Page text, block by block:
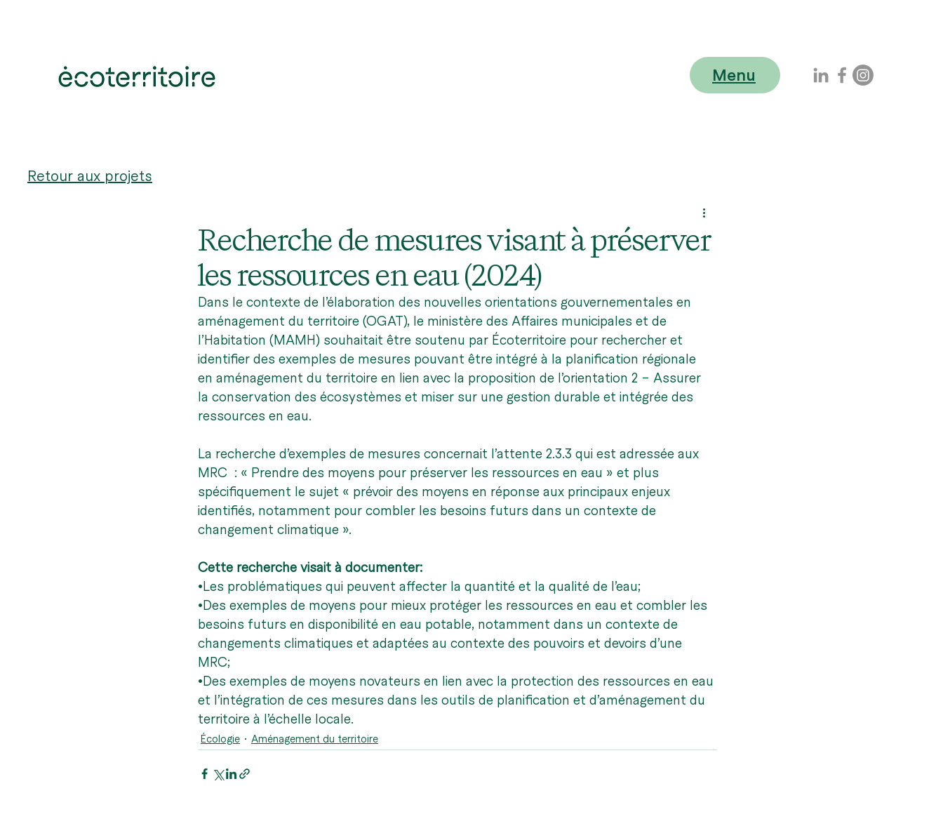
Menu
Retour aux projets
Recherche de mesures visant à préserver
les ressources en eau (2024)
Dans le contexte de l’élaboration des nouvelles orientations gouvernementales en
aménagement du territoire (OGAT), le ministère des Affaires municipales et de
l’Habitation (MAMH) souhaitait être soutenu par Écoterritoire pour rechercher et
identifier des exemples de mesures pouvant être intégré à la planification régionale
en aménagement du territoire en lien avec la proposition de l’orientation 2 – Assurer
la conservation des écosystèmes et miser sur une gestion durable et intégrée des
ressources en eau.
La recherche d’exemples de mesures concernait l’attente 2.3.3 qui est adressée aux
MRC  : « Prendre des moyens pour préserver les ressources en eau » et plus
spécifiquement le sujet « prévoir des moyens en réponse aux principaux enjeux
identifiés, notamment pour combler les besoins futurs dans un contexte de
changement climatique ».
Cette recherche visait à documenter:
•Les problématiques qui peuvent affecter la quantité et la qualité de l’eau;
•Des exemples de moyens pour mieux protéger les ressources en eau et combler les
besoins futurs en disponibilité en eau potable, notamment dans un contexte de
changements climatiques et adaptées au contexte des pouvoirs et devoirs d’une
MRC;
•Des exemples de moyens novateurs en lien avec la protection des ressources en eau
et l’intégration de ces mesures dans les outils de planification et d’aménagement du
territoire à l’échelle locale.
Écologie Aménagement du territoire